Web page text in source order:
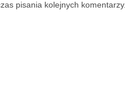
pisania kolejnych komentarzy.